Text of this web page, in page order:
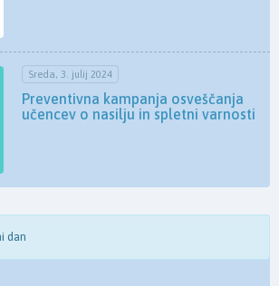
Sreda, 3. julij 2024
Preventivna kampanja osveščanja
učencev o nasilju in spletni varnosti
dan